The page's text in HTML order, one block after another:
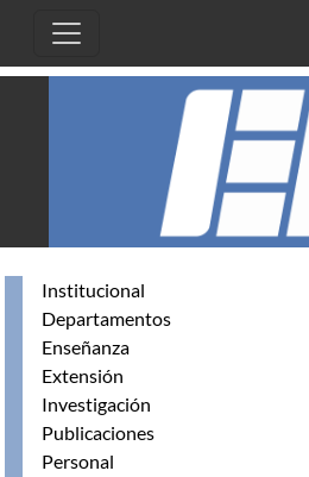
Institucional
Departamentos
Enseñanza
Extensión
Investigación
Publicaciones
Personal